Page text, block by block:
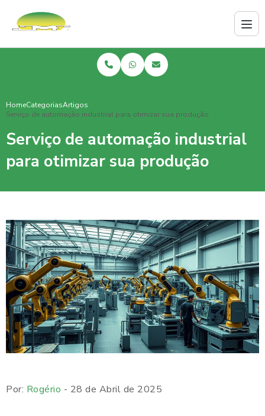
HomeCategoriasArtigos
Serviço de automação industrial para otimizar sua produção
Serviço de automação industrial
para otimizar sua produção
Por: Rogério - 28 de Abril de 2025